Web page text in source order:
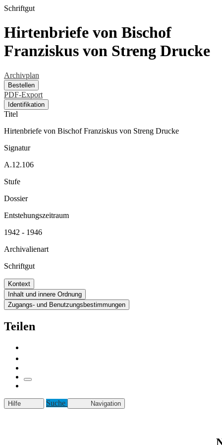
Schriftgut
Hirtenbriefe von Bischof
Franziskus von Streng Drucke
Archivplan
Bestellen
PDF-Export
Identifikation
Titel
Hirtenbriefe von Bischof Franziskus von Streng Drucke
Signatur
A.12.106
Stufe
Dossier
Entstehungszeitraum
1942 - 1946
Archivalienart
Schriftgut
Kontext
Inhalt und innere Ordnung
Zugangs- und Benutzungsbestimmungen
Teilen
Hilfe Suche Navigation